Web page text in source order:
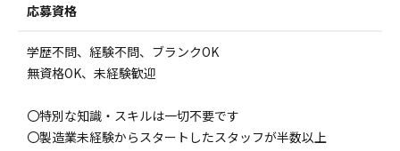
応募資格
学歴不問、経験不問、ブランクOK
無資格OK、未経験歓迎
〇特別な知識・スキルは一切不要です
〇製造業未経験からスタートしたスタッフが半数以上